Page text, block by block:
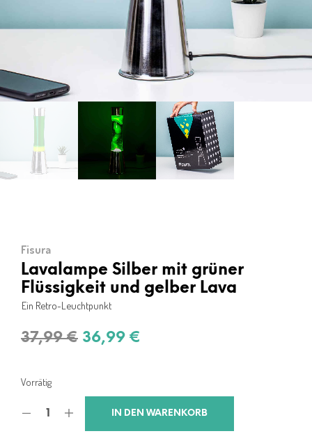
Fisura
Lavalampe Silber mit grüner
Flüssigkeit und gelber Lava
Ein Retro-Leuchtpunkt
37,99€ Ursprünglicher
37,99 €
36,99 €
36,99 €.
Vorrätig
IN DEN WARENKORB